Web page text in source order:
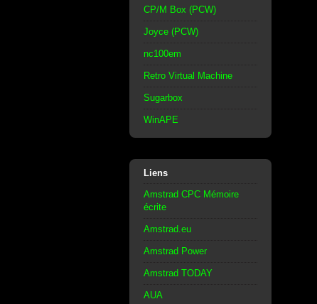
CP/M Box (PCW)
Joyce (PCW)
nc100em
Retro Virtual Machine
Sugarbox
WinAPE
Liens
Amstrad CPC Mémoire
écrite
Amstrad.eu
Amstrad Power
Amstrad TODAY
AUA